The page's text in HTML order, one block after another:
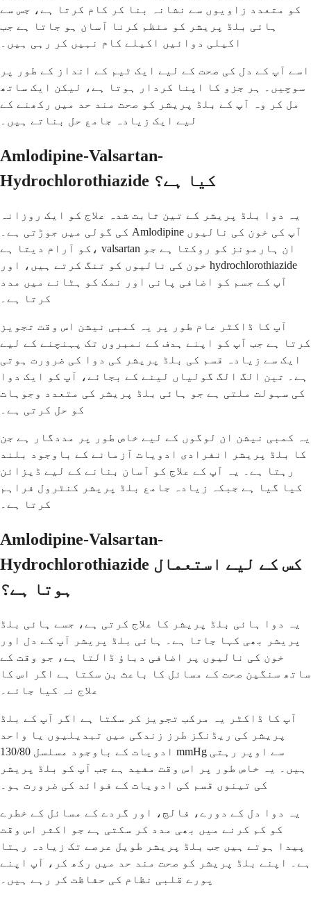
کو متعدد زاویوں سے نشانہ بنا کر کام کرتا ہے، جس سے
ہائی بلڈ پریشر کو منظم کرنا آسان ہو جاتا ہے جب
اکیلی دوائیں اکیلے کام نہیں کر رہی ہیں۔
اسے آپ کے دل کی صحت کے لیے ایک ٹیم کے انداز کے طور پر
سوچیں۔ ہر جزو کا اپنا کردار ہوتا ہے، لیکن ایک ساتھ
مل کر وہ آپ کے بلڈ پریشر کو صحت مند حد میں رکھنے کے
لیے ایک زیادہ جامع حل بناتے ہیں۔
Amlodipine-Valsartan-
Hydrochlorothiazide کیا ہے؟
یہ دوا بلڈ پریشر کے تین ثابت شدہ علاج کو ایک روزانہ
کی گولی میں جوڑتی ہے۔ Amlodipine آپ کی خون کی نالیوں
کو آرام دیتا ہے، valsartan ان ہارمونز کو روکتا ہے جو
خون کی نالیوں کو تنگ کرتے ہیں، اور hydrochlorothiazide
آپ کے جسم کو اضافی پانی اور نمک کو ہٹانے میں مدد
کرتا ہے۔
آپ کا ڈاکٹر عام طور پر یہ کمبی نیشن اس وقت تجویز
کرتا ہے جب آپ کو اپنے ہدف کے نمبروں تک پہنچنے کے لیے
ایک سے زیادہ قسم کی بلڈ پریشر کی دوا کی ضرورت ہوتی
ہے۔ تین الگ الگ گولیاں لینے کے بجائے، آپ کو ایک دوا
کی سہولت ملتی ہے جو ہائی بلڈ پریشر کی متعدد وجوہات
کو حل کرتی ہے۔
یہ کمبی نیشن ان لوگوں کے لیے خاص طور پر مددگار ہے جن
کا بلڈ پریشر انفرادی ادویات آزمانے کے باوجود بلند
رہتا ہے۔ یہ آپ کے علاج کو آسان بنانے کے لیے ڈیزائن
کیا گیا ہے جبکہ زیادہ جامع بلڈ پریشر کنٹرول فراہم
کرتا ہے۔
Amlodipine-Valsartan-
Hydrochlorothiazide کس کے لیے استعمال
ہوتا ہے؟
یہ دوا ہائی بلڈ پریشر کا علاج کرتی ہے، جسے ہائی بلڈ
پریشر بھی کہا جاتا ہے۔ ہائی بلڈ پریشر آپ کے دل اور
خون کی نالیوں پر اضافی دباؤ ڈالتا ہے، جو وقت کے
ساتھ سنگین صحت کے مسائل کا باعث بن سکتا ہے اگر اس کا
علاج نہ کیا جائے۔
آپ کا ڈاکٹر یہ مرکب تجویز کر سکتا ہے اگر آپ کے بلڈ
پریشر کی ریڈنگز طرز زندگی میں تبدیلیوں یا واحد
ادویات کے باوجود مسلسل 130/80 mmHg سے اوپر رہتی
ہیں۔ یہ خاص طور پر اس وقت مفید ہے جب آپ کو بلڈ پریشر
کی تینوں قسم کی ادویات کے فوائد کی ضرورت ہو۔
یہ دوا دل کے دورے، فالج، اور گردے کے مسائل کے خطرے
کو کم کرنے میں بھی مدد کر سکتی ہے جو اکثر اس وقت
پیدا ہوتے ہیں جب بلڈ پریشر طویل عرصے تک زیادہ رہتا
ہے۔ اپنے بلڈ پریشر کو صحت مند حد میں رکھ کر، آپ اپنے
پورے قلبی نظام کی حفاظت کر رہے ہیں۔